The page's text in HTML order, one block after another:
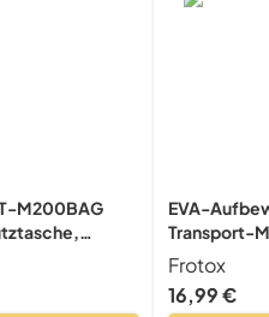
M200BAG
für die aktive
FLAT-M200,
EVA-
Transport-
Frotox
16,99 €